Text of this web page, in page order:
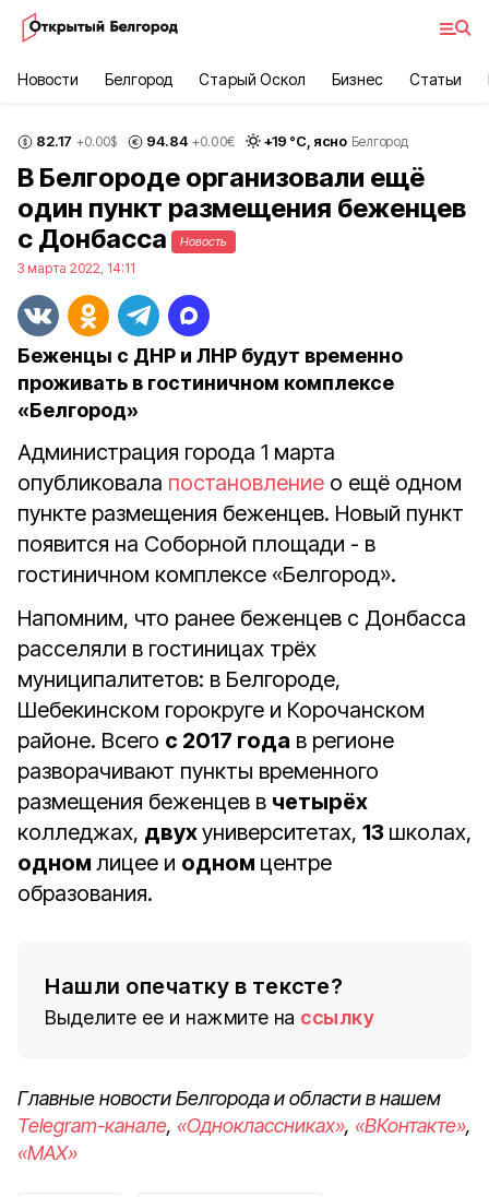
Новости Белгород Старый Оскол Бизнес Статьи
82.17 +0.00$ 94.84 +0.00€ +19 °С, ясно Белгород
В Белгороде организовали ещё
один пункт размещения беженцев
с Донбасса
Новость
3 марта 2022, 14:11
Беженцы с ДНР и ЛНР будут временно
проживать в гостиничном комплексе
«Белгород»
Администрация города 1 марта
опубликовала постановление о ещё одном
пункте размещения беженцев. Новый пункт
появится на Соборной площади - в
гостиничном комплексе «Белгород».
Напомним, что ранее беженцев с Донбасса
расселяли в гостиницах трёх
муниципалитетов: в Белгороде,
Шебекинском горокруге и Корочанском
районе. Всего с 2017 года в регионе
разворачивают пункты временного
размещения беженцев в четырёх
колледжах, двухуниверситетах, 13 школах,
одном лицее и одном центре
образования.
Нашли опечатку в тексте?
Выделите ее и нажмите на ссылку
Главные новости Белгорода и области в нашем
Telegram-канале, «Одноклассниках», «ВКонтакте»,
«MAX»